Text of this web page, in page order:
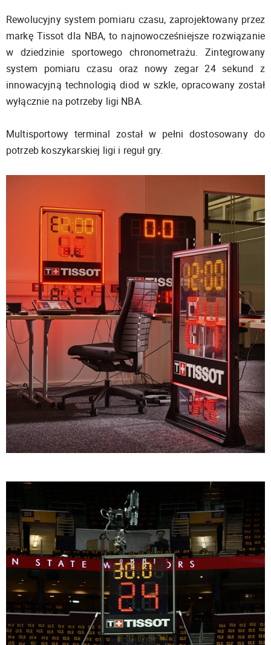
Rewolucyjny system pomiaru czasu, zaprojektowany przez
markę Tissot dla NBA, to najnowocześniejsze rozwiązanie
w dziedzinie sportowego chronometrażu. Zintegrowany
system pomiaru czasu oraz nowy zegar 24 sekund z
innowacyjną technologią diod w szkle, opracowany został
wyłącznie na potrzeby ligi NBA.
Multisportowy terminal został w pełni dostosowany do
potrzeb koszykarskiej ligi i reguł gry.